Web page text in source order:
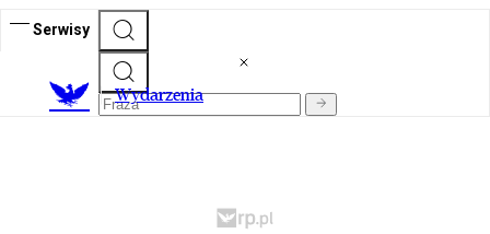
Serwisy
Wydarzenia